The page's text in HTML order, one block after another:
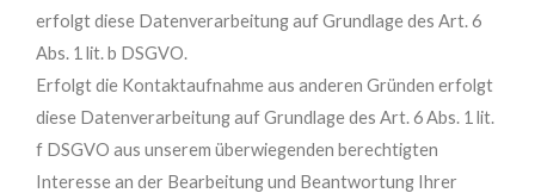
erfolgt diese Datenverarbeitung auf Grundlage des Art. 6
Abs. 1 lit. b DSGVO.
Erfolgt die Kontaktaufnahme aus anderen Gründen erfolgt
diese Datenverarbeitung auf Grundlage des Art. 6 Abs. 1 lit.
f DSGVO aus unserem überwiegenden berechtigten
Interesse an der Bearbeitung und Beantwortung Ihrer